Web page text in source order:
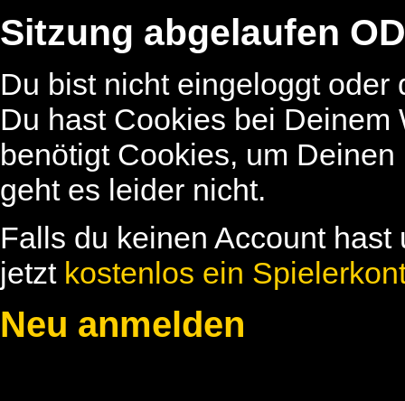
Sitzung abgelaufen
Du bist nicht eingeloggt
Du hast Cookies bei
benötigt Cookies, um
geht es leider nicht.
Falls du keinen Account
jetzt kostenlos ein
Neu anmelden